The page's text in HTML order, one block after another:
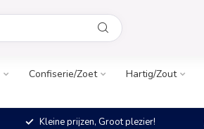
Confiserie/Zoet Hartig/Zout
Kleine prijzen, Groot plezier!